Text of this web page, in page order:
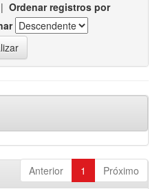
| Ordenar registros por
Anterior 1 Próximo